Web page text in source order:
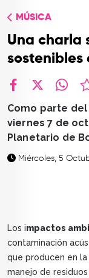
CONTACTO
MÚSICA
Una charla
sostenibles
Como parte del
viernes 7 de
Planetario de
Miércoles, 5
Los impactos
contaminación
que producen en
manejo de